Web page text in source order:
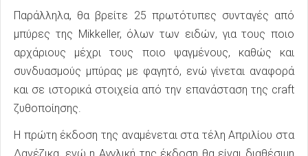
Παράλληλα, θα βρείτε 25 πρωτότυπες συνταγές από
μπύρες της Mikkeller, όλων των ειδών, για τους ποιο
αρχάριους μέχρι τους ποιο ψαγμένους, καθώς και
συνδυασμούς μπύρας με φαγητό, ενώ γίνεται αναφορά
και σε ιστορικά στοιχεία από την επανάσταση της craft
ζυθοποίησης.
Η πρώτη έκδοση της αναμένεται στα τέλη Απριλίου στα